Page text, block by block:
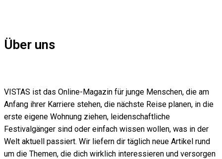
Über uns
VISTAS ist das Online-Magazin für junge Menschen, die am
Anfang ihrer Karriere stehen, die nächste Reise planen, in die
erste eigene Wohnung ziehen, leidenschaftliche
Festivalgänger sind oder einfach wissen wollen, was in der
Welt aktuell passiert. Wir liefern dir täglich neue Artikel rund
um die Themen, die dich wirklich interessieren und versorgen